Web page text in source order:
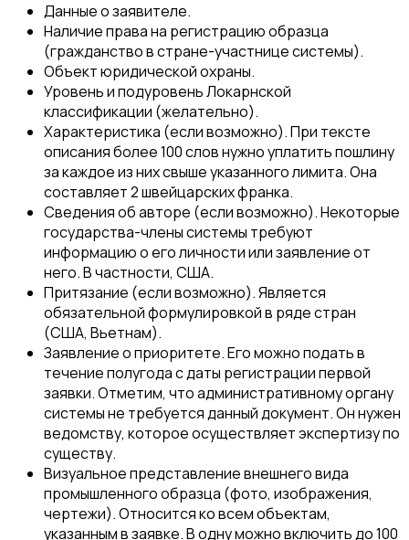
Данные о заявителе.
Наличие права на регистрацию образца
(гражданство в стране-участнице системы).
Объект юридической охраны.
Уровень и подуровень Локарнской
классификации (желательно).
Характеристика (если возможно). При тексте
описания более 100 слов нужно уплатить пошлину
за каждое из них свыше указанного лимита. Она
составляет 2 швейцарских франка.
Сведения об авторе (если возможно). Некоторые
государства-члены системы требуют
информацию о его личности или заявление от
него. В частности, США.
Притязание (если возможно). Является
обязательной формулировкой в ряде стран
(США, Вьетнам).
Заявление о приоритете. Его можно подать в
течение полугода с даты регистрации первой
заявки. Отметим, что административному органу
системы не требуется данный документ. Он нужен
ведомству, которое осуществляет экспертизу по
существу.
Визуальное представление внешнего вида
промышленного образца (фото, изображения,
чертежи). Относится ко всем объектам,
указанным в заявке. В одну можно включить до 100